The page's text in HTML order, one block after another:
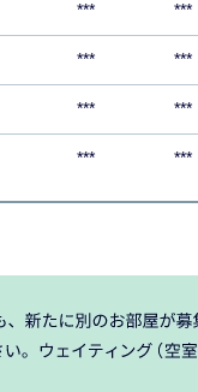
*** ***
*** ***
*** ***
*** ***